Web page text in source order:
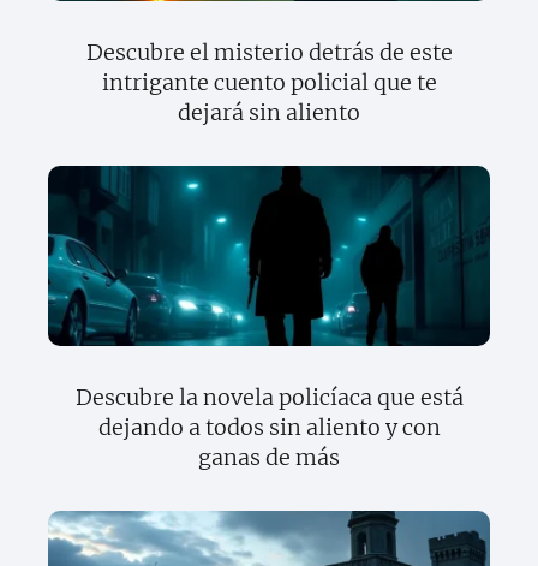
Descubre el misterio detrás de este
intrigante cuento policial que te
dejará sin aliento
Descubre la novela policíaca que está
dejando a todos sin aliento y con
ganas de más